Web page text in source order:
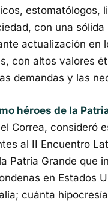
estomatólogos,
con una
actualización en
con altos valores
demandas y las
héroes de la
Correa, consideró
al II Encuentro
Patria Grande que
en Estados
cuánta